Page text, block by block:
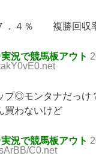
．４％ 複勝回収
況で競馬板アウト
プ◎モンタナだっけ
買わないけど
況で競馬板アウト
C0.net